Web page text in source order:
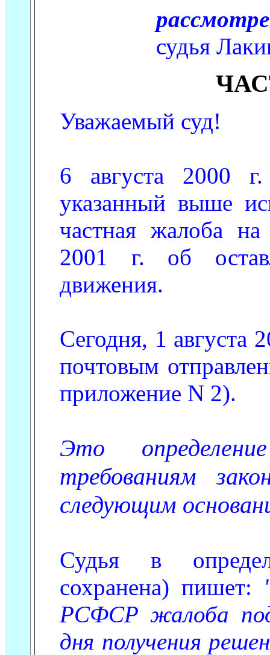
судья
Уважаемый суд!
6 августа 2000
указанный выше
частная жалоба
2001 г. об
движения.
Сегодня, 1 августа
почтовым
приложение N 2).
Это
требованиям
следующим
Судья в
сохранена) пишет:
РСФСР жалоба
дня получения